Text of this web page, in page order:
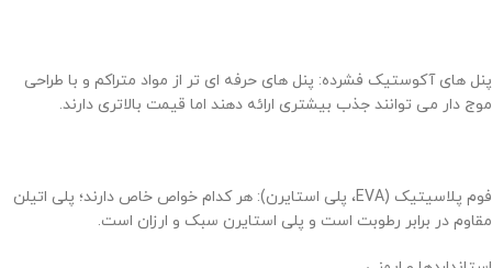
پنل های آکوستیک فشرده: پنل های حرفه ای تر از مواد متراکم و با طراحی
موج دار می توانند جذب بیشتری ارائه دهند اما قیمت بالاتری دارند.
فوم پلاسیتیک (EVA، پلی استایرن): هر کدام خواص خاص دارند؛ پلی اتیلن
مقاوم در برابر رطوبت است و پلی استایرن سبک و ارزان است.